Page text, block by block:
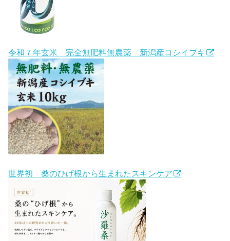
令和７年玄米 完全無肥料無農薬 新潟産コシイブキ
世界初 桑のひげ根から生まれたスキンケア